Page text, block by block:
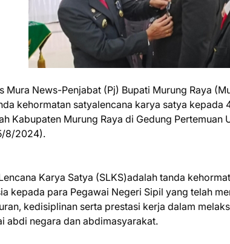
Mura News-Penjabat (Pj) Bupati Murung Raya
kehormatan satyalencana karya satya kepada
Kabupaten Murung Raya di Gedung Pertemuan
8/2024).
Karya Satya (SLKS)adalah tanda
kepada para Pegawai Negeri Sipil yang telah
kedisiplinan serta prestasi kerja dalam
abdi negara dan abdimasyarakat.